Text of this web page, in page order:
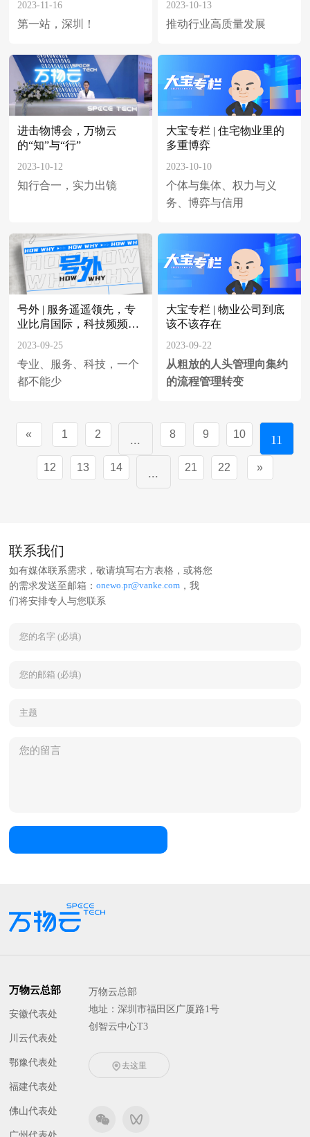
2023-11-16
第一站，深圳！
2023-10-13
推动行业高质量发展
进击物博会，万物云
的“知”与“行”
2023-10-12
知行合一，实力出镜
大宝专栏 | 住宅物业里的
多重博弈
2023-10-10
个体与集体、权力与义
务、博弈与信用
号外 | 服务遥遥领先，专
业比肩国际，科技频频出
2023-09-25
专业、服务、科技，一个
都不能少
大宝专栏 | 物业公司到底
该不该存在
2023-09-22
从粗放的人头管理向集约
的流程管理转变
« 1 2 ... 8 9 10 11
12 13 14 ... 21 22 »
联系我们
如有媒体联系需求，敬请填写右方表格，或将您
的需求发送至邮箱：onewo.pr@vanke.com ，我
们将安排专人与您联系
万物云总部
安徽代表处
川云代表处
鄂豫代表处
福建代表处
佛山代表处
万物云总部
地址：深圳市福田区广厦路1号
创智云中心T3
去这里